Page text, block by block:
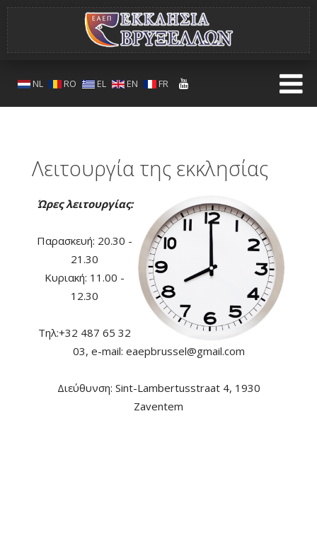
NL RO EL EN FR
Λειτουργία της εκκλησίας
Ώρες λειτουργίας:
Παρασκευή: 20.30 -
21.30
Κυριακή: 11.00 -
12.30
Τηλ:+32 487 65 32
03, e-mail: eaepbrussel@gmail.com
Διεύθυνση: Sint-Lambertusstraat 4, 1930
Zaventem